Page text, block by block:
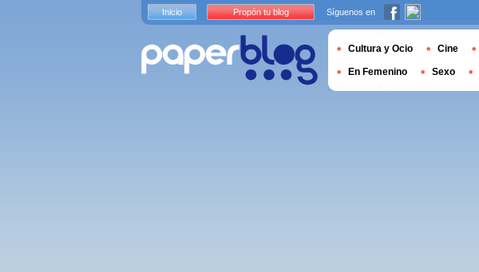
Inicio Propón tu blog Síguenos en
Cultura y Ocio Cine
En Femenino Sexo